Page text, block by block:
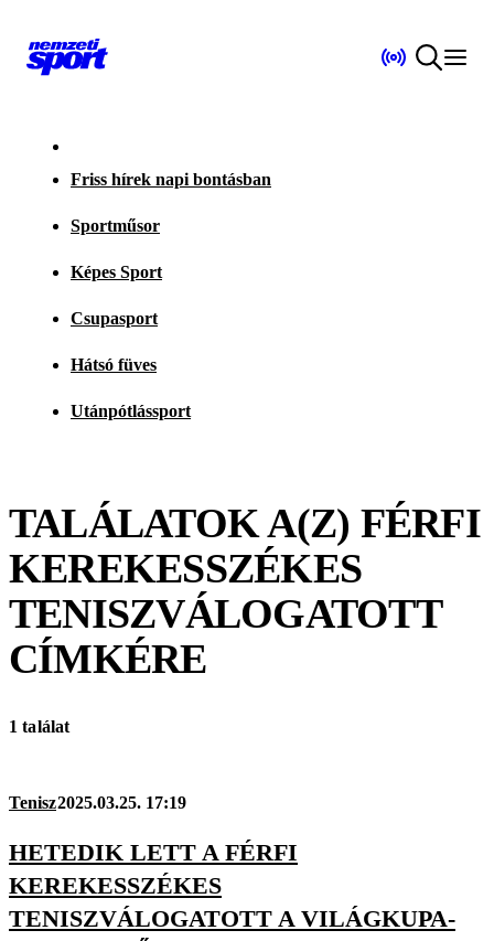
Friss hírek napi bontásban
Sportműsor
Képes Sport
Csupasport
Hátsó füves
Utánpótlássport
TALÁLATOK A(Z) FÉRFI
KEREKESSZÉKES
TENISZVÁLOGATOTT
CÍMKÉRE
1 találat
Tenisz2025.03.25. 17:19
HETEDIK LETT A FÉRFI
KEREKESSZÉKES
TENISZVÁLOGATOTT A VILÁGKUPA-